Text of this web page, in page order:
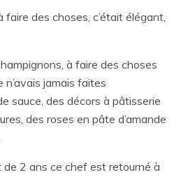
faire des choses, c’était élégant,
à faire des choses
n’avais jamais faites
sauce, des décors à pâtisserie
des roses en pâte d’amande
2 ans ce chef est retourné à